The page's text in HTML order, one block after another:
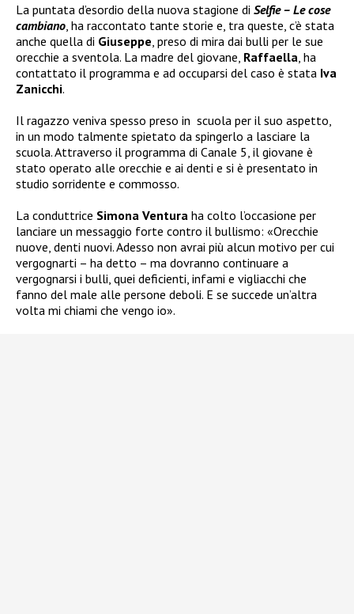
La puntata d’esordio della nuova stagione di Selfie – Le cose
cambiano , ha raccontato tante storie e, tra queste, c’è stata
anche quella di Giuseppe , preso di mira dai bulli per le sue
orecchie a sventola. La madre del giovane, Raffaella , ha
contattato il programma e ad occuparsi del caso è stata Iva
Zanicchi.
Il ragazzo veniva spesso preso in scuola per il suo aspetto,
in un modo talmente spietato da spingerlo a lasciare la
scuola. Attraverso il programma di Canale 5, il giovane è
stato operato alle orecchie e ai denti e si è presentato in
studio sorridente e commosso.
La conduttrice Simona Ventura ha colto l’occasione per
lanciare un messaggio forte contro il bullismo: «Orecchie
nuove, denti nuovi. Adesso non avrai più alcun motivo per cui
vergognarti – ha detto – ma dovranno continuare a
vergognarsi i bulli, quei deficienti, infami e vigliacchi che
fanno del male alle persone deboli. E se succede un’altra
volta mi chiami che vengo io».